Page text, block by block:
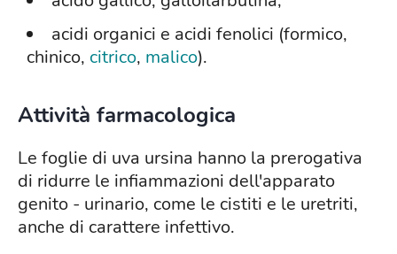
acidi organici e acidi fenolici (formico,
chinico, citrico, malico).
Attività farmacologica
Le foglie di uva ursina hanno la prerogativa
di ridurre le infiammazioni dell'apparato
genito - urinario, come le cistiti e le uretriti,
anche di carattere infettivo.